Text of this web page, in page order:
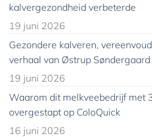
kalvergezondheid verbeterde
19 juni 2026
Gezondere kalveren,
verhaal van Østrup Søndergaard
19 juni 2026
Waarom dit melkveebedrijf met
overgestapt op ColoQuick
16 juni 2026